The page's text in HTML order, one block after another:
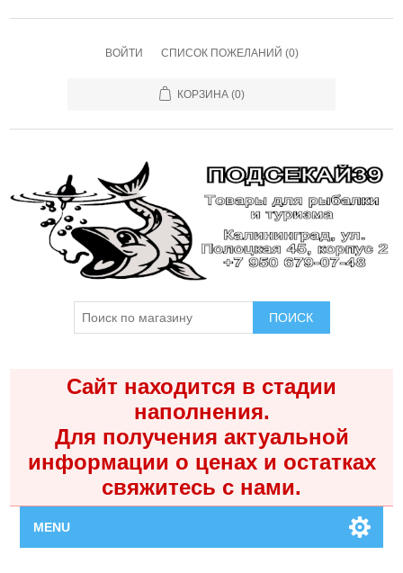
ВОЙТИ СПИСОК ПОЖЕЛАНИЙ (0)
КОРЗИНА (0)
ПОИСК
Сайт находится в стадии
наполнения.
Для получения актуальной
информации о ценах и остатках
свяжитесь с нами.
MENU